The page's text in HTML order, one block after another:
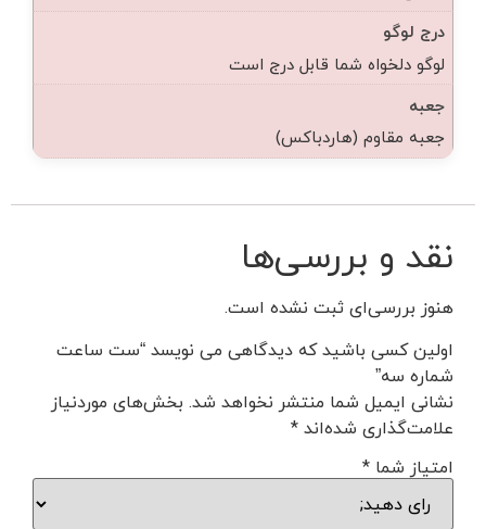
درج لوگو
لوگو دلخواه شما قابل درج است
جعبه
جعبه مقاوم (هاردباکس)
نقد و بررسی‌ها
هنوز بررسی‌ای ثبت نشده است.
اولین کسی باشید که دیدگاهی می نویسد “ست ساعت
شماره سه”
نشانی ایمیل شما منتشر نخواهد شد. بخش‌های موردنیاز
علامت‌گذاری شده‌اند*
امتیاز شما *